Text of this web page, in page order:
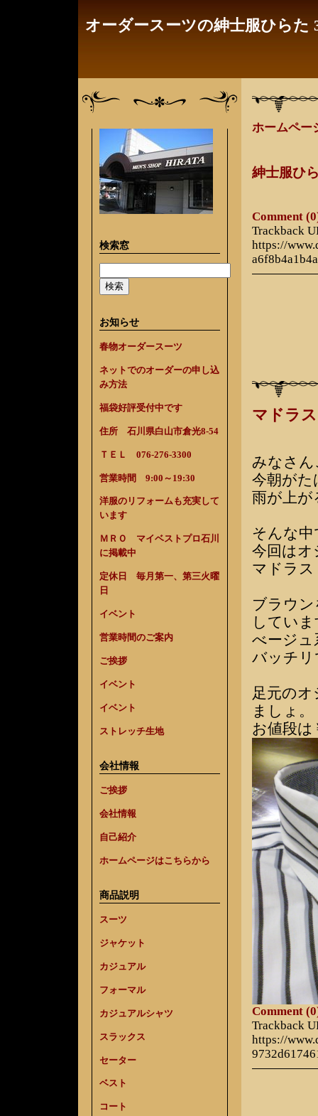
オーダースーツの紳士服ひら
検索窓
お知らせ
春物オーダースーツ
ネットでのオーダーの申し込
み方法
福袋好評受付中です
住所 石川県白山市倉光8-54
ＴＥＬ 076-276-3300
営業時間 9:00～19:30
洋服のリフォームも充実して
います
ＭＲＯ マイベストプロ石川
に掲載中
定休日 毎月第一、第三火曜
日
イベント
営業時間のご案内
ご挨拶
イベント
イベント
ストレッチ生地
会社情報
ご挨拶
会社情報
自己紹介
ホームページはこちらから
商品説明
スーツ
ジャケット
カジュアル
フォーマル
カジュアルシャツ
スラックス
セーター
ベスト
コート
ホームペー
紳士服ひ
Comment
Trackback
https://
マドラ
みなさ
今朝がた
雨が上が
そんな中
今回はオ
マドラ
ブラウ
してい
べージュ
バッチ
足元の
ましょ。
お値段は
Comment
Trackback
https://